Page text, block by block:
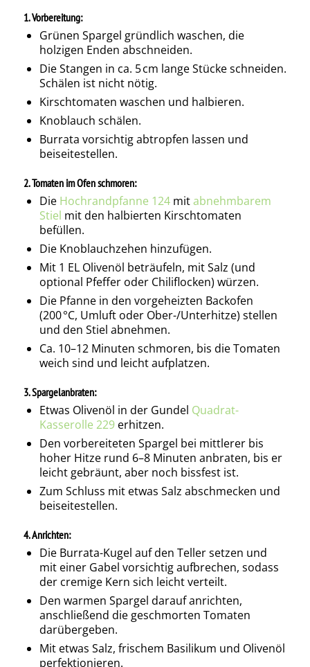
1.Vorbereitung:
Grünen Spargel gründlich waschen, die
holzigen Enden abschneiden.
Die Stangen in ca. 5 cm lange Stücke schneiden.
Schälen ist nicht nötig.
Kirschtomaten waschen und halbieren.
Knoblauch schälen.
Burrata vorsichtig abtropfen lassen und
beiseitestellen.
2. Tomaten im Ofen schmoren:
Die Hochrandpfanne 124mitabnehmbarem
Stiel mit den halbierten Kirschtomaten
befüllen.
Die Knoblauchzehen hinzufügen.
Mit 1 EL Olivenöl beträufeln, mit Salz (und
optional Pfeffer oder Chiliflocken) würzen.
Die Pfanne in den vorgeheizten Backofen
(200 °C, Umluft oder Ober-/Unterhitze) stellen
und den Stiel abnehmen.
Ca. 10–12 Minuten schmoren, bis die Tomaten
weich sind und leicht aufplatzen.
3. Spargelanbraten:
Etwas Olivenöl in der Gundel Quadrat-
Kasserolle 229erhitzen.
Den vorbereiteten Spargel bei mittlerer bis
hoher Hitze rund 6–8 Minuten anbraten, bis er
leicht gebräunt, aber noch bissfest ist.
Zum Schluss mit etwas Salz abschmecken und
beiseitestellen.
4. Anrichten:
Die Burrata-Kugel auf den Teller setzen und
mit einer Gabel vorsichtig aufbrechen, sodass
der cremige Kern sich leicht verteilt.
Den warmen Spargel darauf anrichten,
anschließend die geschmorten Tomaten
darübergeben.
Mit etwas Salz, frischem Basilikum und Olivenöl
perfektionieren.